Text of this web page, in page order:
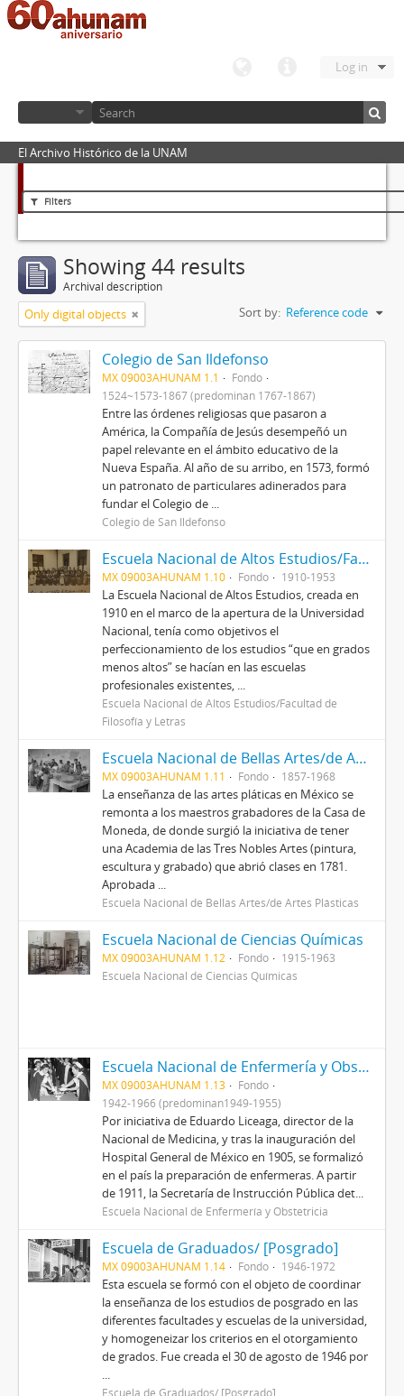
Log in
El Archivo Histórico de la UNAM
Filters
Showing 44 results
Archival description
Only digital objects Sort by: Reference code
Colegio de San Ildefonso
MX 09003AHUNAM 1.1
Fondo
1524~1573-1867 (predominan 1767-1867)
Entre las órdenes religiosas que pasaron a
América, la Compañía de Jesús desempeñó un
papel relevante en el ámbito educativo de la
Nueva España. Al año de su arribo, en 1573, formó
un patronato de particulares adinerados para
fundar el Colegio de ...
Colegio de San Ildefonso
Escuela Nacional de Altos Estudios/Facultad de Filosofía y Letras
MX 09003AHUNAM 1.10 Fondo 1910-1953
La Escuela Nacional de Altos Estudios, creada en
1910 en el marco de la apertura de la Universidad
Nacional, tenía como objetivos el
perfeccionamiento de los estudios “que en grados
menos altos” se hacían en las escuelas
profesionales existentes, ...
Escuela Nacional de Altos Estudios/Facultad de
Filosofía y Letras
Escuela Nacional de Bellas Artes/de Artes Plásticas
MX 09003AHUNAM 1.11 Fondo 1857-1968
La enseñanza de las artes pláticas en México se
remonta a los maestros grabadores de la Casa de
Moneda, de donde surgió la iniciativa de tener
una Academia de las Tres Nobles Artes (pintura,
escultura y grabado) que abrió clases en 1781.
Aprobada ...
Escuela Nacional de Bellas Artes/de Artes Plásticas
Escuela Nacional de Ciencias Químicas
MX 09003AHUNAM 1.12 Fondo
1915-1963
Escuela Nacional de Ciencias Químicas
Escuela Nacional de Enfermería y Obstetricia
MX 09003AHUNAM 1.13
Fondo
1942-1966 (predominan1949-1955)
Por iniciativa de Eduardo Liceaga, director de la
Nacional de Medicina, y tras la inauguración del
Hospital General de México en 1905, se formalizó
en el país la preparación de enfermeras. A partir
de 1911, la Secretaría de Instrucción Pública det...
Escuela Nacional de Enfermería y Obstetricia
Escuela de Graduados/ [Posgrado]
MX 09003AHUNAM 1.14 Fondo 1946-1972
Esta escuela se formó con el objeto de coordinar
la enseñanza de los estudios de posgrado en las
diferentes facultades y escuelas de la universidad,
y homogeneizar los criterios en el otorgamiento
de grados. Fue creada el 30 de agosto de 1946 por
...
Escuela de Graduados/ [Posgrado]